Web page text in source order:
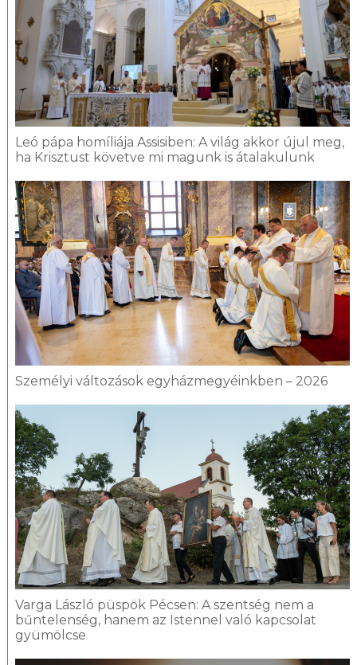
Leó pápa homíliája Assisiben: A világ akkor újul meg,
ha Krisztust követve mi magunk is átalakulunk
Személyi változások egyházmegyéinkben – 2026
Varga László püspök Pécsen: A szentség nem a
bűntelenség, hanem az Istennel való kapcsolat
gyümölcse